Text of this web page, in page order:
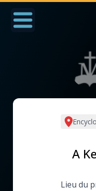
Nous
Prier au quotidien
A
Lieu du